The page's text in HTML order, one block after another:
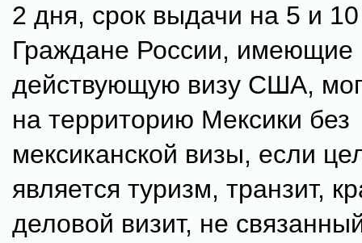
2 дня, срок выдачи на 5 и 10
Граждане России, имеющие
действующую визу США,
на территорию Мексики без
мексиканской визы, если
является туризм, транзит,
деловой визит, не